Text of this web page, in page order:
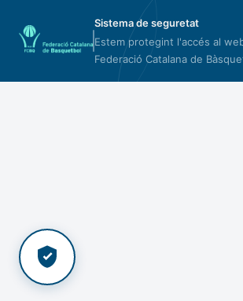
Sistema de seguretat
Estem protegint l'accés al
Federació Catalana de